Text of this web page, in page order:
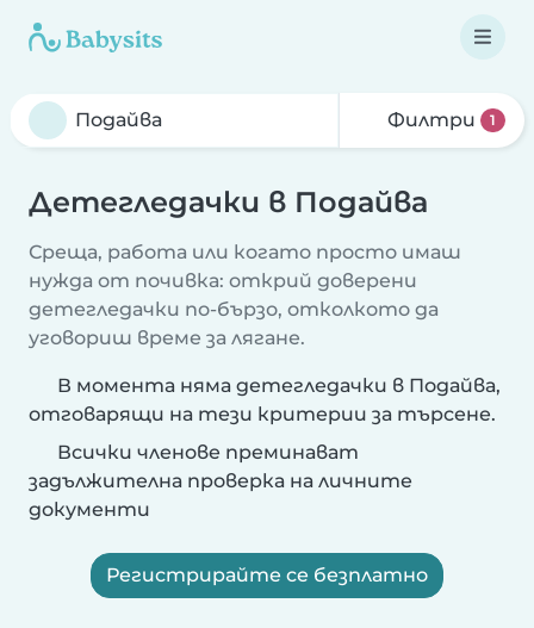
Филтри 1
Детегледачки в Подайва
Среща, работа или когато просто имаш
нужда от почивка: открий доверени
детегледачки по-бързо, отколкото да
уговориш време за лягане.
В момента няма детегледачки в Подайва,
отговарящи на тези критерии за търсене.
Всички членове преминават
задължителна проверка на личните
документи
Регистрирайте се безплатно